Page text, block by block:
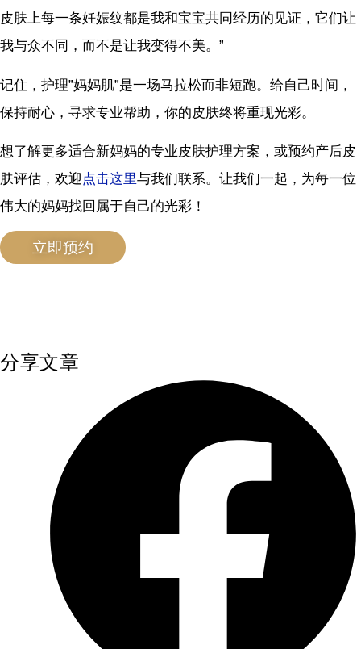
皮肤上每一条妊娠纹都是我和宝宝共同经历的见证，它们让
我与众不同，而不是让我变得不美。”
记住，护理”妈妈肌”是一场马拉松而非短跑。给自己时间，
保持耐心，寻求专业帮助，你的皮肤终将重现光彩。
想了解更多适合新妈妈的专业皮肤护理方案，或预约产后皮
肤评估，欢迎 点击这里与我们联系。让我们一起，为每一位
伟大的妈妈找回属于自己的光彩！
立即预约
分享文章